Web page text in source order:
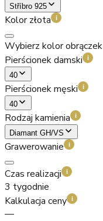
Stříbro 925
Kolor złota i
Wybierz kolor obrączek
Pierścionek damski
i
40
Pierścionek męski i
40
Rodzaj kamienia i
Diamant GH/VS
Grawerowanie i
Czas realizacji i
3 tygodnie
Kalkulacja ceny
i
—